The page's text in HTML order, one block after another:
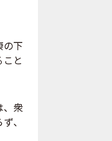
下
と
、衆
、